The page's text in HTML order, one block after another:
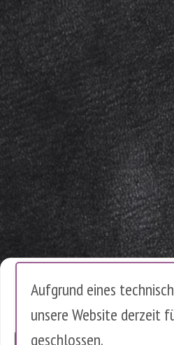
Diese Website verwendet Cookies,
Es werden keine
Aufgrund eines
unsere Website derzeit
geschlossen.